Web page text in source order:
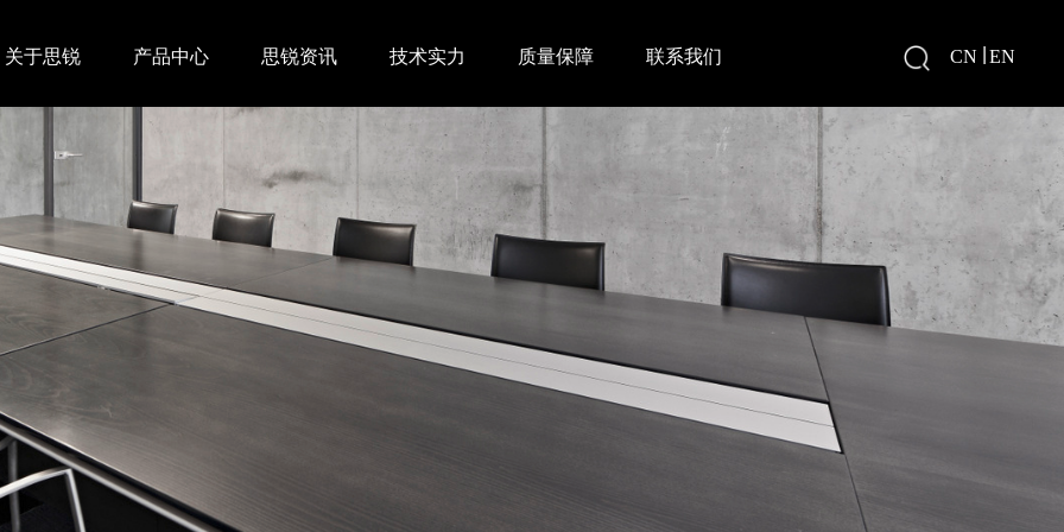
关于思锐 产品中心 思锐资讯 技术实力 质量保障 联系我们 CN EN